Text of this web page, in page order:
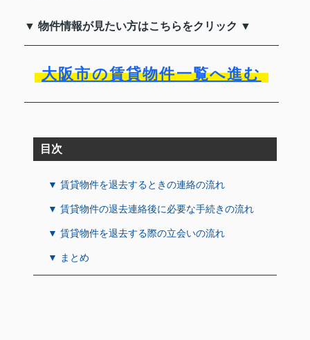
▼ 物件情報が見たい方はこちらをクリック ▼
大阪市の賃貸物件一覧へ進む
目次
▼ 賃貸物件を退去するときの連絡の流れ
▼ 賃貸物件の退去連絡後に必要な手続きの流れ
▼ 賃貸物件を退去する際の立会いの流れ
▼ まとめ